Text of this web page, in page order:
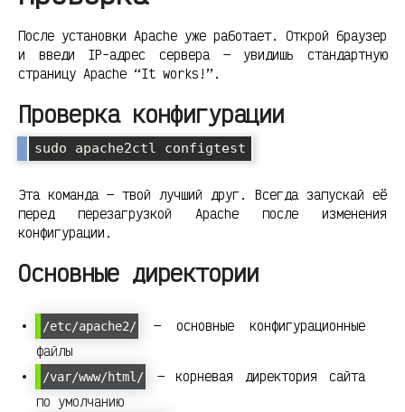
После установки Apache уже работает. Открой браузер
и введи IP-адрес сервера — увидишь стандартную
страницу Apache “It works!”.
Проверка конфигурации
sudo apache2ctl configtest
Эта команда — твой лучший друг. Всегда запускай её
перед перезагрузкой Apache после изменения
конфигурации.
Основные директории
/etc/apache2/
— основные конфигурационные
файлы
/var/www/html/
— корневая директория сайта
по умолчанию